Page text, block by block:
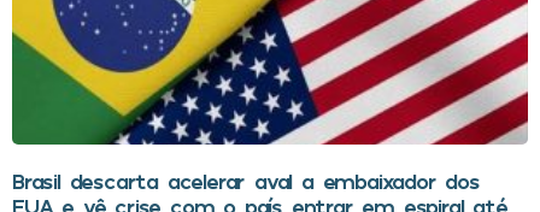
Brasil descarta acelerar aval a embaixador dos
EUA e vê crise com o país entrar em espiral até